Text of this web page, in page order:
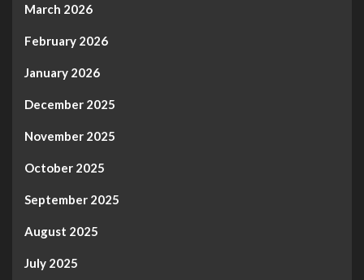
March 2026
February 2026
January 2026
December 2025
November 2025
October 2025
September 2025
August 2025
July 2025